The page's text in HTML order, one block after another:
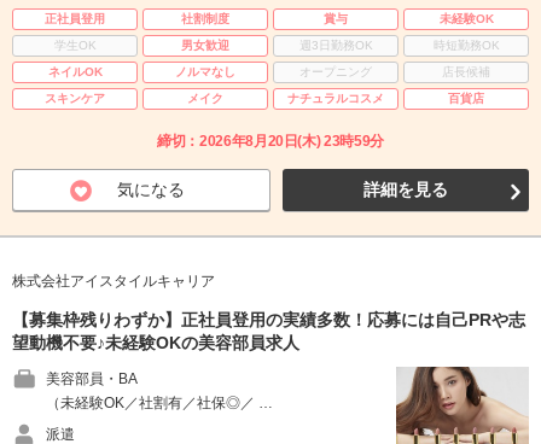
正社員登用 社割制度 賞与
未経験OK
学生OK
男女歓迎 週3日勤務OK
時短勤務OK
ネイルOK
ノルマなし オープニング
店長候補
スキンケア
メイク ナチュラルコスメ 百貨店
締切：2026年8月20日(木) 23時59分
気になる 詳細を見る
株式会社アイスタイルキャリア
【募集枠残りわずか】正社員登用の実績多数！応募には自己PRや志
望動機不要♪未経験OKの美容部員求人
美容部員・BA
（未経験OK／社割有／社保◎／ …
派遣